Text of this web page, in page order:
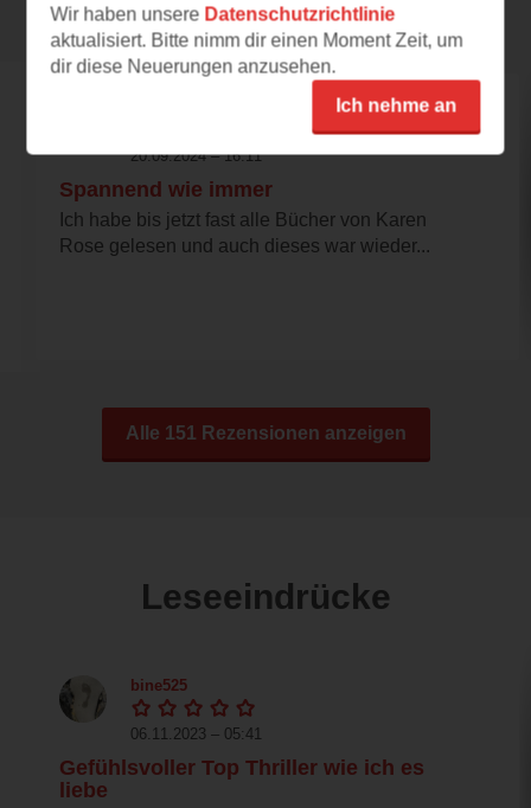
Rezensionen
20.09.2024 – 16:11
Spannend wie immer
Ich habe bis jetzt fast alle Bücher von Karen
Rose gelesen und auch dieses war wieder...
Alle 151 Rezensionen anzeigen
Leseeindrücke
bine525
06.11.2023 – 05:41
Gefühlsvoller Top Thriller wie ich es
liebe
Wir haben unsere Datenschutzrichtlinie
aktualisiert. Bitte nimm dir einen Moment Zeit, um
dir diese Neuerungen anzusehen.
Ich nehme an